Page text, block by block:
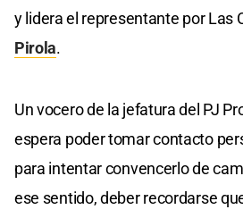
y lidera el representante por Las
Pirola.
Un vocero de la jefatura del PJ
espera poder tomar contacto
para intentar convencerlo de
ese sentido, deber recordarse